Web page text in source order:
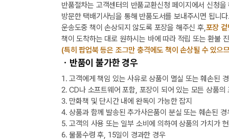
반품절차는 고객센터의 반품교환신청 페이지에서 신청
방문한 택배기사님을 통해 반품도서를 보내주시면 됩니
운송도중 책이 손상되지 않도록 포장을 해주신 후,포장
책이 도착하는 대로 원하시는 바에 따라 적립 또는 환불
(특히 팝업북 등은 조그만 충격에도 책이 손상될 수 있으
ㆍ반품이 불가한 경우
1. 고객에게 책임 있는 사유로 상품이 멸실 또는 훼손된
2. CD나 소프트웨어 포함, 포장이 되어 있는 모든 상품의
3. 만화책 및 단시간 내에 완독이 가능한 잡지
4. 상품과 함께 발송된 추가사은품이 분실 또는 훼손된 경
5. 고객의 사용 또는 일부 소비에 의하여 상품의 가치가
6. 물품수령 후, 15일이 경과한 경우